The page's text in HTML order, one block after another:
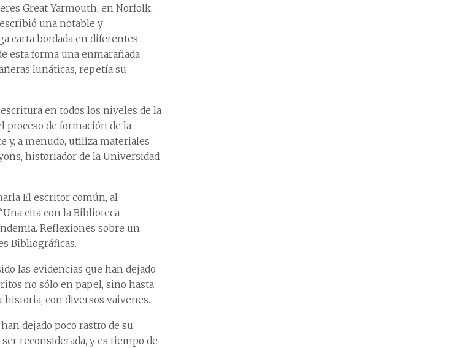
Great Yarmouth, en Norfolk,
una notable y
carta bordada en diferentes
esta forma una enmarañada
lunáticas, repetía su
en todos los niveles de la
proceso de formación de la
y, a menudo, utiliza materiales
historiador de la Universidad
El escritor común, al
cita con la Biblioteca
Reflexiones sobre un
Bibliográficas.
las evidencias que han dejado
no sólo en papel, sino hasta
historia, con diversos vaivenes.
dejado poco rastro de su
reconsiderada, y es tiempo de